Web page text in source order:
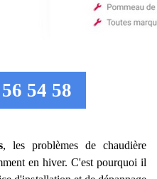
54 58
, les problèmes de chaudière
en hiver. C'est pourquoi il